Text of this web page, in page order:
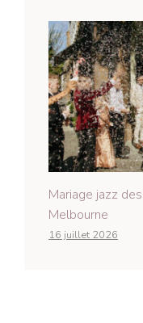
Mariage jazz
Melbourne
16 juillet 2026